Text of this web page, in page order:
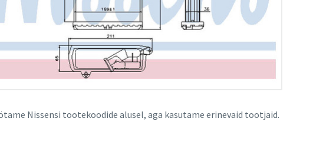
Nissensi tootekoodide alusel, aga kasutame erinevaid tootjaid.